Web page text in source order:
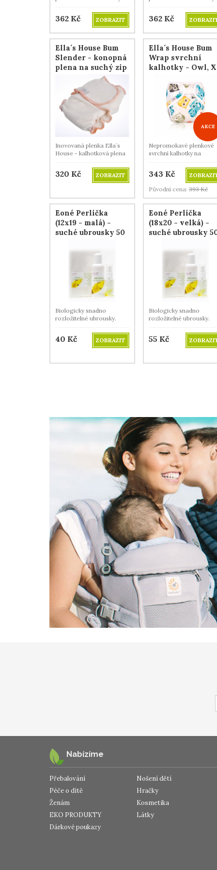
362 Kč ZOBRAZIT 362 Kč
Ella´s House Bum
Slender - konopná
plena na suchý zip
Inovovaná plenka Ella´s
House - kalhotková plena
320 Kč ZOBRAZIT
Ella´s House Bum
Wrap svrchní
kalhotky - Owl,
AKCE
Nepromokavé plenkové
svrchní kalhotky na
343 Kč
Původní cena:393 Kč
Eoné Perlička
(12x19 - malá) -
suché ubrousky 50
Biologicky snadno
rozložitelné ubrousky.
40 Kč ZOBRAZIT
Eoné Perlička
(18x20 - velká) -
suché ubrousky
Biologicky snadno
rozložitelné ubrousky.
55 Kč
Nabízíme
Přebalování
Nošení dětí
Péče o dítě
Hračky
Ženám
Kosmetika
EKO PRODUKTY
Látky
Dárkové poukazy